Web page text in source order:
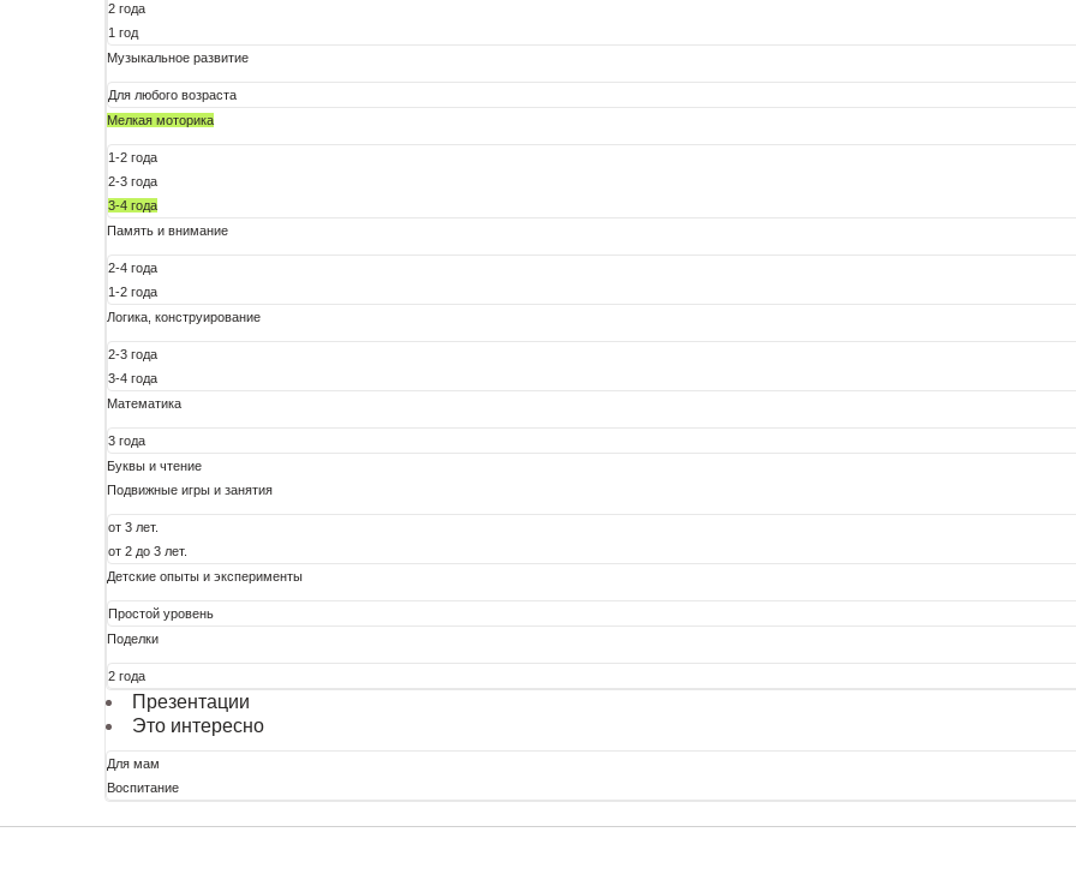
2 года
1 год
Музыкальное развитие
Для любого возраста
Мелкая моторика
1-2 года
2-3 года
3-4 года
Память и внимание
2-4 года
1-2 года
Логика, конструирование
2-3 года
3-4 года
Математика
3 года
Буквы и чтение
Подвижные игры и занятия
от 3 лет.
от 2 до 3 лет.
Детские опыты и эксперименты
Простой уровень
Поделки
2 года
Презентации
Это интересно
Для мам
Воспитание